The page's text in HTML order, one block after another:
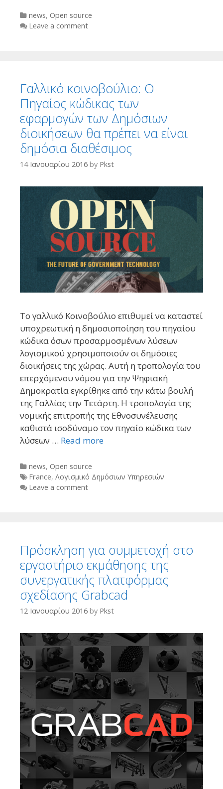
Categories
news, Open source
Leave a comment
Γαλλικό κοινοβούλιο: Ο
Πηγαίος κώδικας των
εφαρμογών των Δημόσιων
διοικήσεων θα πρέπει να είναι
δημόσια διαθέσιμος
14 Ιανουαρίου 2016 by Pkst
Το γαλλικό Κοινοβούλιο επιθυμεί να καταστεί
υποχρεωτική η δημοσιοποίηση του πηγαίου
κώδικα όσων προσαρμοσμένων λύσεων
λογισμικού χρησιμοποιούν οι δημόσιες
διοικήσεις της χώρας. Αυτή η τροπολογία του
επερχόμενου νόμου για την Ψηφιακή
Δημοκρατία εγκρίθηκε από την κάτω βουλή
της Γαλλίας την Τετάρτη. Η τροπολογία της
νομικής επιτροπής της Εθνοσυνέλευσης
καθιστά ισοδύναμο τον πηγαίο κώδικα των
λύσεων … Read more
Categories
news, Open source
Tags
France, Λογισμικό Δημόσιων Υπηρεσιών
Leave a comment
Πρόσκληση για συμμετοχή στο
εργαστήριο εκμάθησης της
συνεργατικής πλατφόρμας
σχεδίασης Grabcad
12 Ιανουαρίου 2016 by Pkst